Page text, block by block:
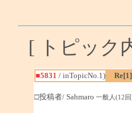
[ トピック
■5831 / inTopicNo.1)
□投稿者/ Sahmaro 一般人(12